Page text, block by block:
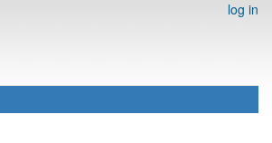
log in